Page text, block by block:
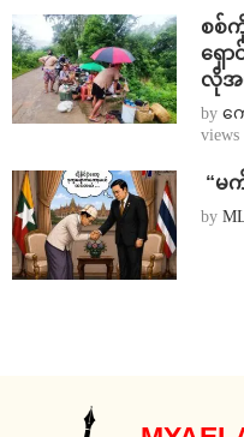
စစ်
ရှေ
လိုအ
by က
views
⁨“
by